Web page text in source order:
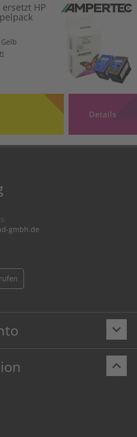
HP
Gelb
Details
gmbh.de
keyboard_arrow_down
keyboard_arrow_up